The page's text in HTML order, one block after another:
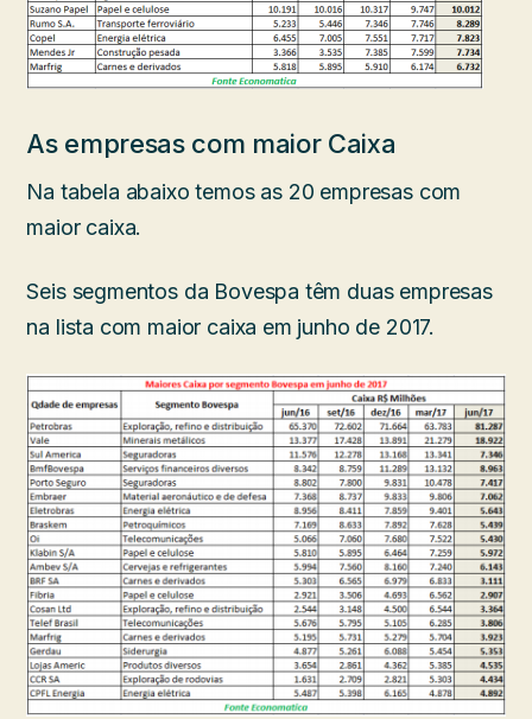
As empresas com maior Caixa
Na tabela abaixo temos as 20 empresas com
maior caixa.
Seis segmentos da Bovespa têm duas empresas
na lista com maior caixa em junho de 2017.